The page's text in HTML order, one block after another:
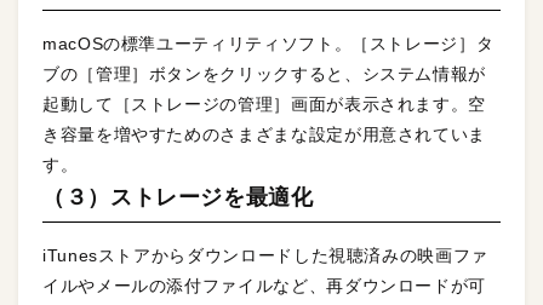
macOSの標準ユーティリティソフト。［ストレージ］タ
ブの［管理］ボタンをクリックすると、システム情報が
起動して［ストレージの管理］画面が表示されます。空
き容量を増やすためのさまざまな設定が用意されていま
す。
（３）ストレージを最適化
iTunesストアからダウンロードした視聴済みの映画ファ
イルやメールの添付ファイルなど、再ダウンロードが可